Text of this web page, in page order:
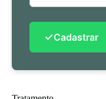
✓Cadastrar